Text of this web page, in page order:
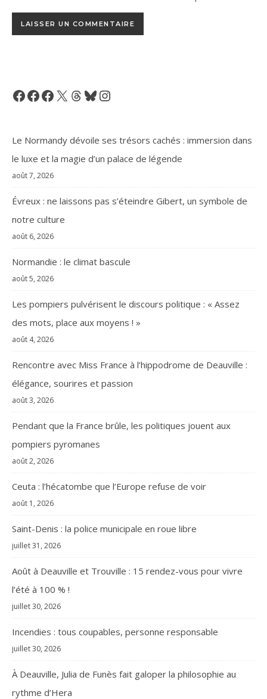
Facebook
Facebook
Facebook
X Threads
BlueskyInstagram
Le Normandy dévoile ses trésors cachés : immersion dans
le luxe et la magie d’un palace de légende
août 7, 2026
Évreux : ne laissons pas s’éteindre Gibert, un symbole de
notre culture
août 6, 2026
Normandie : le climat bascule
août 5, 2026
Les pompiers pulvérisent le discours politique : « Assez
des mots, place aux moyens ! »
août 4, 2026
Rencontre avec Miss France à l’hippodrome de Deauville :
élégance, sourires et passion
août 3, 2026
Pendant que la France brûle, les politiques jouent aux
pompiers pyromanes
août 2, 2026
Ceuta : l’hécatombe que l’Europe refuse de voir
août 1, 2026
Saint-Denis : la police municipale en roue libre
juillet 31, 2026
Août à Deauville et Trouville : 15 rendez-vous pour vivre
l’été à 100 % !
juillet 30, 2026
Incendies : tous coupables, personne responsable
juillet 30, 2026
À Deauville, Julia de Funès fait galoper la philosophie au
rythme d’Hera